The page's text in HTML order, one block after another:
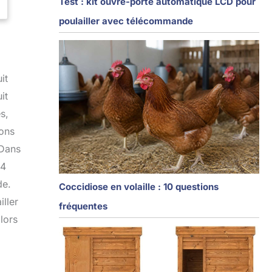
poulailler avec télécommande
Coccidiose en volaille : 10 questions
fréquentes